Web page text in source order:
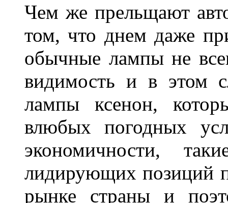
Чем же прельщают
том, что днем даже
обычные лампы не
видимость и в этом
лампы ксенон,
влюбых погодных
экономичности,
лидирующих позиций
рынке страны и